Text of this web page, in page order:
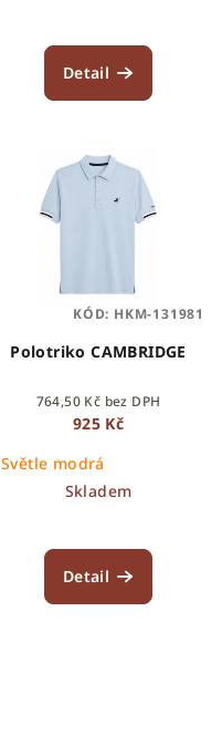
Detail
Polotriko CAMBRIDGE
764,50 Kč bez DPH
925 Kč
Světle modrá
Skladem
Detail
KÓD: HKM-131981